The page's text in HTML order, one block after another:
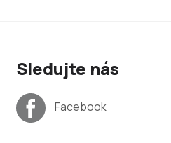
Sledujte nás
Facebook